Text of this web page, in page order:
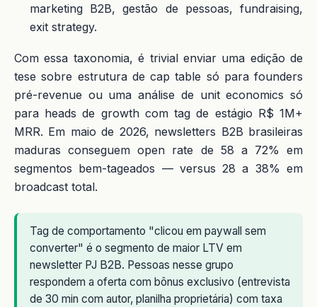
marketing B2B, gestão de pessoas, fundraising,
exit strategy.
Com essa taxonomia, é trivial enviar uma edição de
tese sobre estrutura de cap table só para founders
pré-revenue ou uma análise de unit economics só
para heads de growth com tag de estágio R$ 1M+
MRR. Em maio de 2026, newsletters B2B brasileiras
maduras conseguem open rate de 58 a 72% em
segmentos bem-tageados — versus 28 a 38% em
broadcast total.
Tag de comportamento "clicou em paywall sem
converter" é o segmento de maior LTV em
newsletter PJ B2B. Pessoas nesse grupo
respondem a oferta com bônus exclusivo (entrevista
de 30 min com autor, planilha proprietária) com taxa